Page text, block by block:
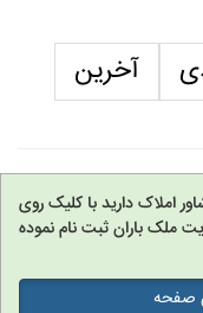
آخرین
املاک دارید با کلیک روی
ملک باران ثبت نام نموده
صفحه